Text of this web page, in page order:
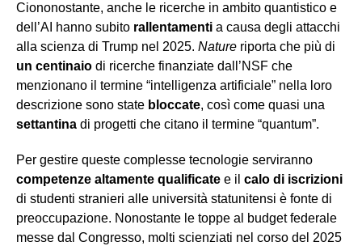
Ciononostante, anche le ricerche in ambito quantistico e
dell’AI hanno subito rallentamenti a causa degli attacchi
alla scienza di Trump nel 2025. Nature riporta che più di
un centinaio di ricerche finanziate dall’NSF che
menzionano il termine “intelligenza artificiale” nella loro
descrizione sono state bloccate, così come quasi una
settantina di progetti che citano il termine “quantum”.
Per gestire queste complesse tecnologie serviranno
competenze altamente qualificate e il calo di iscrizioni
di studenti stranieri alle università statunitensi è fonte di
preoccupazione. Nonostante le toppe al budget federale
messe dal Congresso, molti scienziati nel corso del 2025